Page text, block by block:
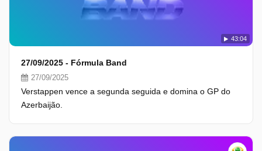
43:04
27/09/2025 - Fórmula Band
27/09/2025
Verstappen vence a segunda seguida e domina o GP do
Azerbaijão.